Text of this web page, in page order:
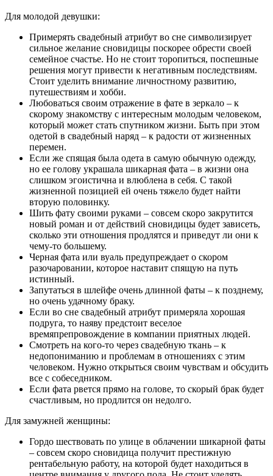
Для молодой девушки:
Примерять свадебный атрибут во сне символизирует
сильное желание сновидицы поскорее обрести своей
семейное счастье. Но не стоит торопиться, поспешные
решения могут привести к негативным последствиям.
Стоит уделить внимание личностному развитию,
путешествиям и хобби.
Любоваться своим отражение в фате в зеркало – к
скорому знакомству с интересным молодым человеком,
который может стать спутником жизни. Быть при этом
одетой в свадебный наряд – к радости от жизненных
перемен.
Если же спящая была одета в самую обычную одежду,
но ее голову украшала шикарная фата – в жизни она
слишком эгоистична и влюблена в себя. С такой
жизненной позицией ей очень тяжело будет найти
вторую половинку.
Шить фату своими руками – совсем скоро закрутится
новый роман и от действий сновидицы будет зависеть,
сколько эти отношения продлятся и приведут ли они к
чему-то большему.
Черная фата или вуаль предупреждает о скором
разочаровании, которое наставит спящую на путь
истинный.
Запутаться в шлейфе очень длинной фаты – к позднему,
но очень удачному браку.
Если во сне свадебный атрибут примеряла хорошая
подруга, то наяву предстоит веселое
времяпрепровождение в компании приятных людей.
Смотреть на кого-то через свадебную ткань – к
недопониманию и проблемам в отношениях с этим
человеком. Нужно открыться своим чувствам и обсудить
все с собеседником.
Если фата рвется прямо на голове, то скорый брак будет
счастливым, но продлится он недолго.
Для замужней женщины:
Гордо шествовать по улице в облачении шикарной фаты
– совсем скоро сновидица получит престижную
рентабельную работу, на которой будет находиться в